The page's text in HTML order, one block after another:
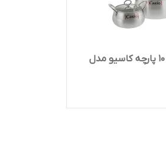
سرویس قابلمه 10 پارچه کاسیو مدل